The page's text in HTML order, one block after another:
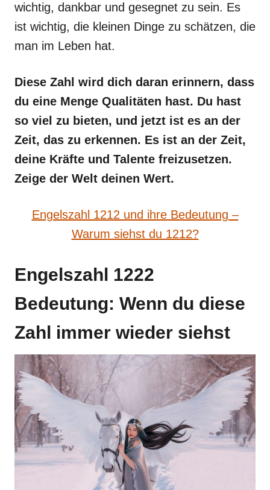
wichtig, dankbar und gesegnet zu sein. Es
ist wichtig, die kleinen Dinge zu schätzen, die
man im Leben hat.
Diese Zahl wird dich daran erinnern, dass
du eine Menge Qualitäten hast. Du hast
so viel zu bieten, und jetzt ist es an der
Zeit, das zu erkennen. Es ist an der Zeit,
deine Kräfte und Talente freizusetzen.
Zeige der Welt deinen Wert.
Engelszahl 1212 und ihre Bedeutung –
Warum siehst du 1212?
Engelszahl 1222
Bedeutung: Wenn du diese
Zahl immer wieder siehst